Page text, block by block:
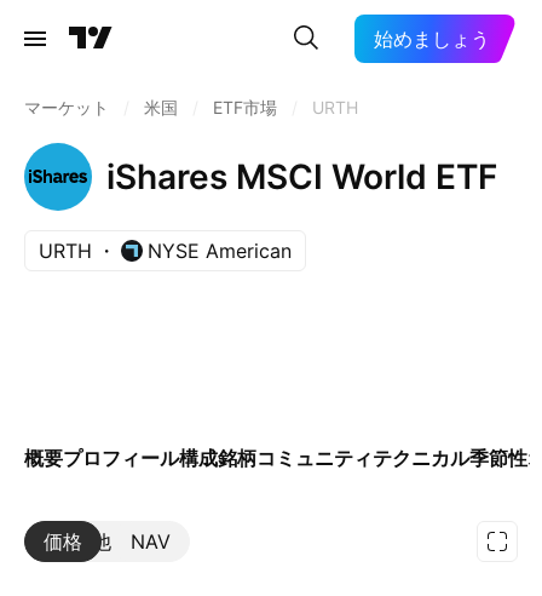
始めましょう
マーケット 米国 ETF市場 URTH
iShares MSCI World ETF
URTH NYSE American
概要プロフィール構成銘柄コミュニティテクニカル季節性
価格 NAV
その他